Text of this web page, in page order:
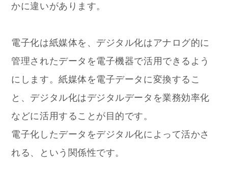
かに違いがあります。
電子化は紙媒体を、デジタル化はアナログ的に
管理されたデータを電子機器で活用できるよう
にします。紙媒体を電子データに変換するこ
と、デジタル化はデジタルデータを業務効率化
などに活用することが目的です。
電子化したデータをデジタル化によって活かさ
れる、という関係性です。